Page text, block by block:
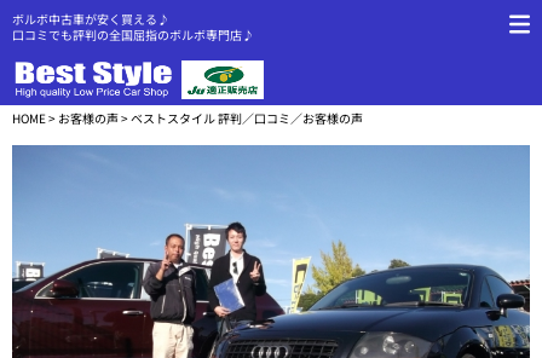
ボルボ中古車が安く買える♪
口コミでも評判の全国屈指のボルボ専門店♪
HOME> お客様の声> ベストスタイル 評判／口コミ／お客様の声